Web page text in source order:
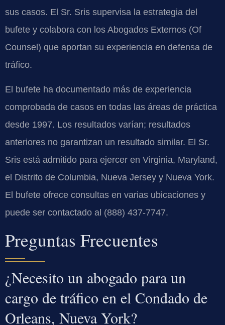
sus casos. El Sr. Sris supervisa la estrategia del
bufete y colabora con los Abogados Externos (Of
Counsel) que aportan su experiencia en defensa de
tráfico.
El bufete ha documentado más de experiencia
comprobada de casos en todas las áreas de práctica
desde 1997. Los resultados varían; resultados
anteriores no garantizan un resultado similar. El Sr.
Sris está admitido para ejercer en Virginia, Maryland,
el Distrito de Columbia, Nueva Jersey y Nueva York.
El bufete ofrece consultas en varias ubicaciones y
puede ser contactado al (888) 437-7747.
Preguntas Frecuentes
¿Necesito un abogado para un
cargo de tráfico en el Condado de
Orleans, Nueva York?